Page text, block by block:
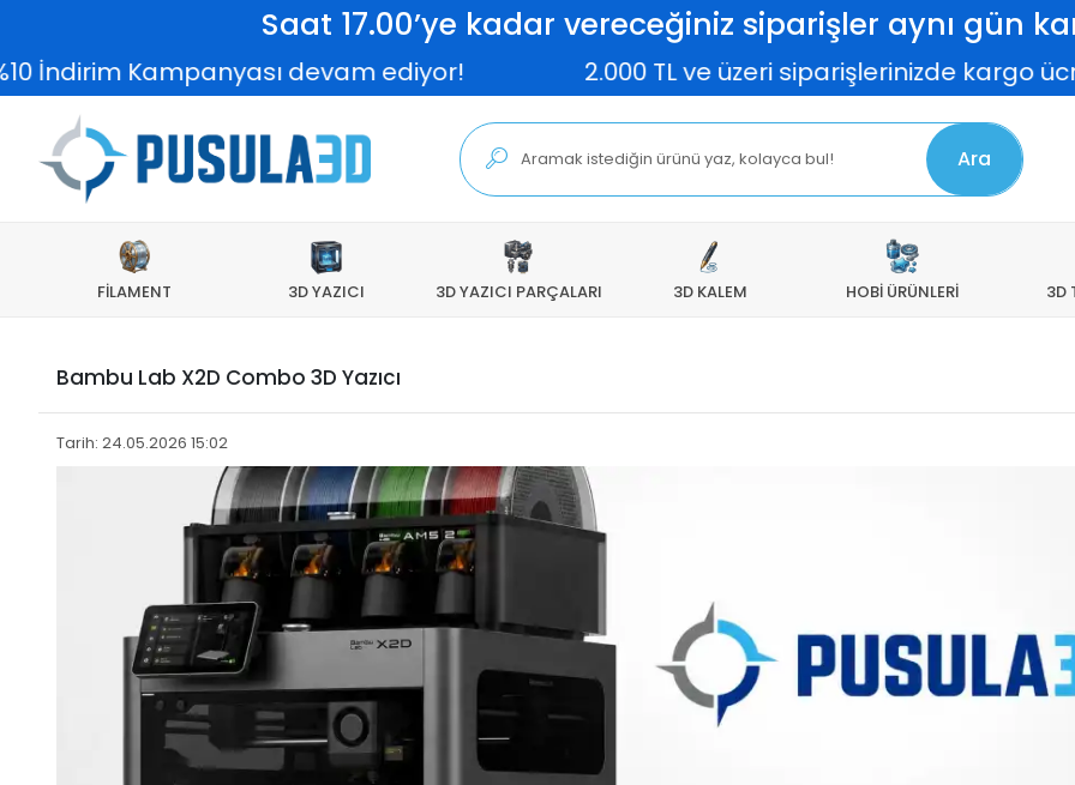
Saat 17.00’ye kadar vereceğiniz siparişler aynı gün
Kampanyası devam ediyor! 2.000 TL ve üzeri siparişlerinizde kargo ücretsiz!
Ara
FİLAMENT 3D YAZICI 3D YAZICI PARÇALARI 3D KALEM HOBİ ÜRÜNLERİ 3D
Bambu Lab X2D Combo 3D Yazıcı
Tarih: 24.05.2026 15:02